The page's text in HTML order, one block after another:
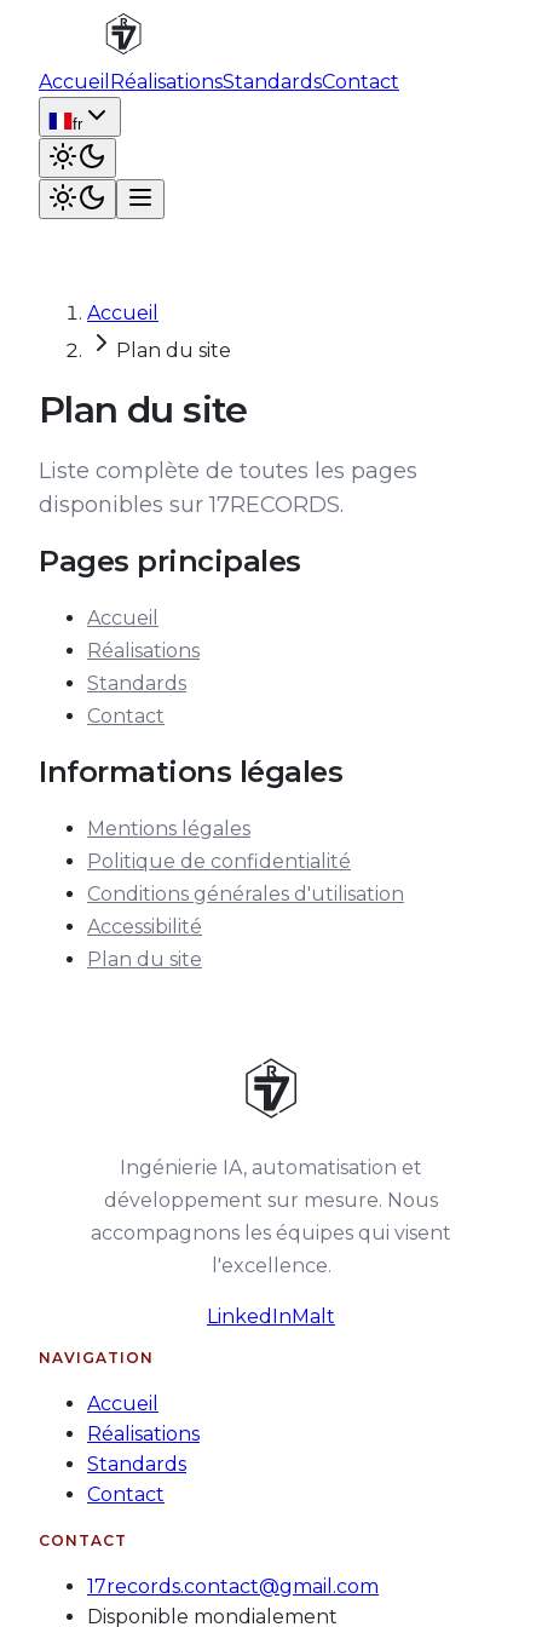
Accueil RéalisationsStandardsContact
fr
Accueil
Plan du site
Plan du site
Liste complète de toutes les pages
disponibles sur 17RECORDS.
Pages principales
Accueil
Réalisations
Standards
Contact
Informations légales
Mentions légales
Politique de confidentialité
Conditions générales d'utilisation
Accessibilité
Plan du site
Ingénierie IA, automatisation et
développement sur mesure. Nous
accompagnons les équipes qui visent
l'excellence.
LinkedIn(s'ouvre dans une
Malt
NAVIGATION
Accueil
Réalisations
Standards
Contact
CONTACT
17records.contact@gmail.com
Disponible mondialement